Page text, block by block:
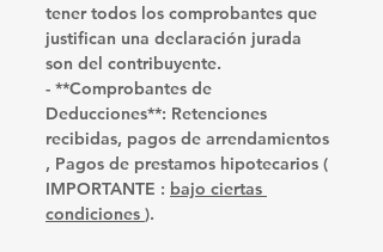
tener todos los comprobantes que
justifican una declaración jurada
son del contribuyente.
- **Comprobantes de
Deducciones**: Retenciones
recibidas, pagos de arrendamientos
, Pagos de prestamos hipotecarios (
IMPORTANTE : bajo ciertas
condiciones ).